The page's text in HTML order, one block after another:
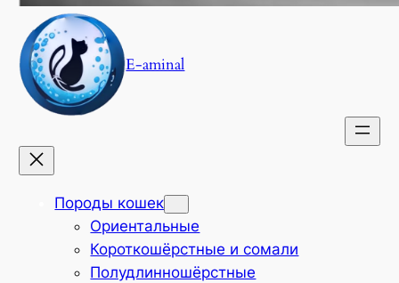
E-aminal
Породы кошек
Ориентальные
Короткошёрстные и сомали
Полудлинношёрстные